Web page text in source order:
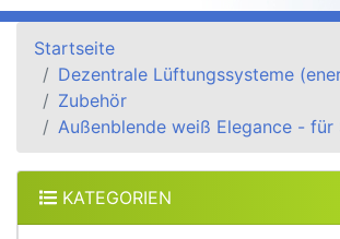
Startseite
Dezentrale Lüftungssysteme
Zubehör
Außenblende weiß Elegance - für
KATEGORIEN